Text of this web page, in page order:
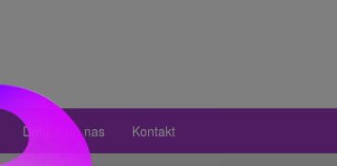
Dołącz do nas Kontakt